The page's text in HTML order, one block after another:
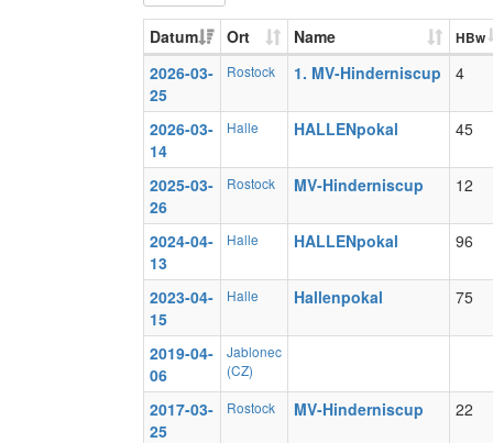
Datum Ort Name HBw
2026-03-
25
Rostock 1. MV-Hinderniscup 4
2026-03-
14
Halle HALLENpokal 45
2025-03-
26
Rostock MV-Hinderniscup 12
2024-04-
13
Halle HALLENpokal 96
2023-04-
15
Halle Hallenpokal 75
2019-04-
06
Jablonec
(CZ)
2017-03-
25
Rostock MV-Hinderniscup 22